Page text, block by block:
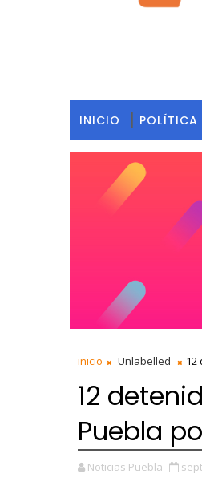
INICIO POLÍTICA
inicio Unlabelled 12
12
Puebla
Noticias Puebla